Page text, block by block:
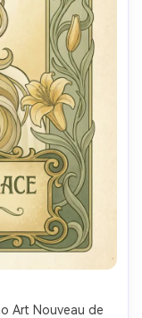
Art Nouveau de